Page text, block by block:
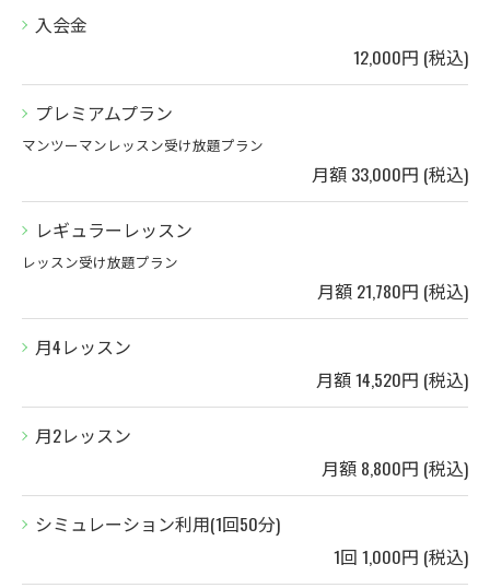
入会金
12,000円 (税込)
プレミアムプラン
マンツーマンレッスン受け放題プラン
月額 33,000円 (税込)
レギュラーレッスン
レッスン受け放題プラン
月額 21,780円 (税込)
月4レッスン
月額 14,520円 (税込)
月2レッスン
月額 8,800円 (税込)
シミュレーション利用(1回50分)
1回 1,000円 (税込)